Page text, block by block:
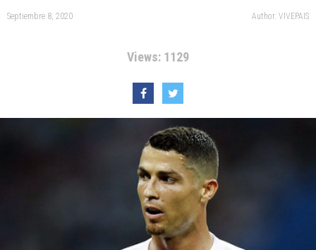
Septiembre 8, 2020 Author: VIVEPAIS
Views: 1129